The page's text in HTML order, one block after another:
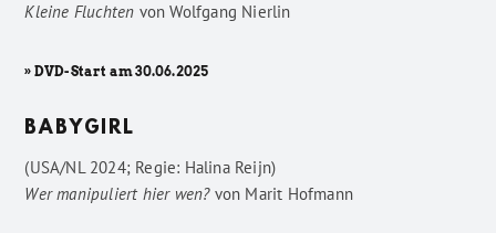
Kleine Fluchten vonWolfgang Nierlin
» DVD-Start am 30.06.2025
BABYGIRL
(USA/NL 2024; Regie: Halina Reijn)
Wer manipuliert hier wen?von Marit Hofmann